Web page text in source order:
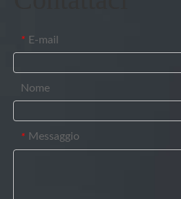
* E-mail
Nome
* Messaggio